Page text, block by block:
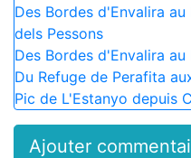
Des Bordes d'Envalira
dels Pessons
Des Bordes d'Envalira
Du Refuge de Perafita
Pic de L'Estanyo depuis
Ajouter